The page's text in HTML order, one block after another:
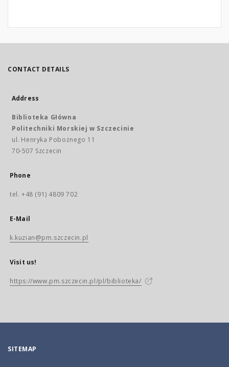
CONTACT DETAILS
Address
Biblioteka Główna
Politechniki Morskiej w Szczecinie
ul. Henryka Pobożnego 11
70-507 Szczecin
Phone
tel. +48 (91) 4809 702
E-Mail
k.kuzian@pm.szczecin.pl
Visit us!
https://www.pm.szczecin.pl/pl/biblioteka/
SITEMAP